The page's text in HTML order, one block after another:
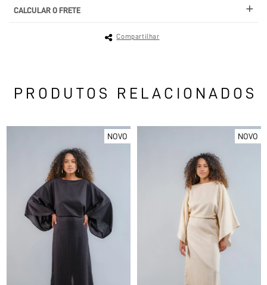
CALCULAR O FRETE
Compartilhar
PRODUTOS RELACIONADOS
NOVO NOVO